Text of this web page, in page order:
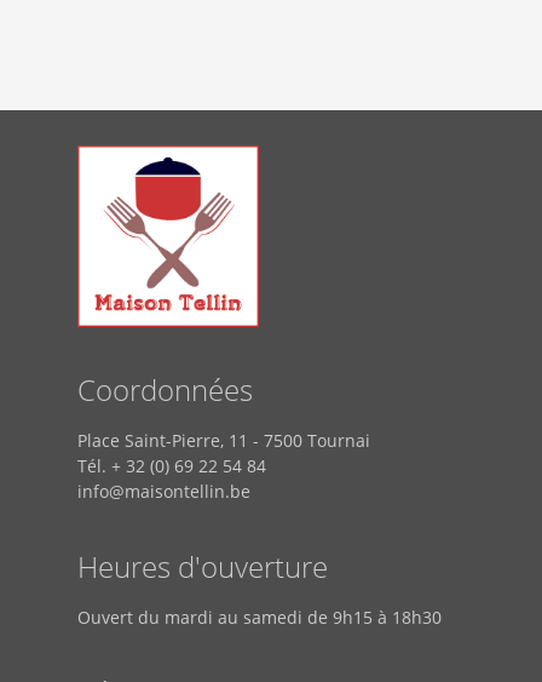
Coordonnées
Place Saint-Pierre, 11 - 7500 Tournai
Tél. + 32 (0) 69 22 54 84
info@maisontellin.be
Heures d'ouverture
Ouvert du mardi au samedi de 9h15 à 18h30